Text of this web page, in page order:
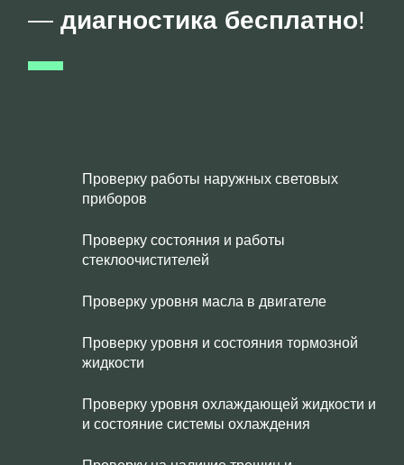
— диагностика бесплатно!
Проверку работы наружных световых
приборов
Проверку состояния и работы
стеклоочистителей
Проверку уровня масла в двигателе
Проверку уровня и состояния тормозной
жидкости
Проверку уровня охлаждающей жидкости и
и состояние системы охлаждения